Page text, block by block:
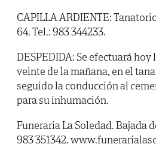
CAPILLA ARDIENTE:
64. Tel.: 983 344233.
DESPEDIDA: Se efectuará
veinte de la mañana, en el
seguido la conducción al
para su inhumación.
Funeraria La Soledad. Bajada
983 351342.